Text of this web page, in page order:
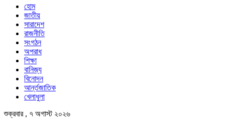
হোম
জাতীয়
সারাদেশ
রাজনীতি
সংগঠন
অপরাধ
শিক্ষা
বানিজ্য
বিনোদন
আর্ন্তজাতিক
খেলাধুলা
শুক্রবার , ৭ অগাস্ট ২০২৬